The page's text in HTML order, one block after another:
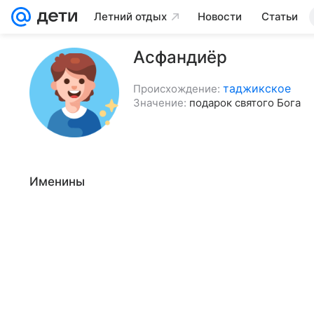
Летний отдых Новости Статьи
Асфандиёр
Происхождение: таджикское
Значение: подарок святого Бога
Именины